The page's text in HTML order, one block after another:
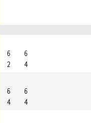
6
2
6
4
6
4
6
4